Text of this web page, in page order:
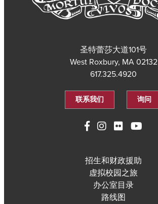
圣特蕾莎大道101号
West Roxbury, MA 02132
617.325.4920
联系我们 询问
招生和财政援助
虚拟校园之旅
办公室目录
路线图